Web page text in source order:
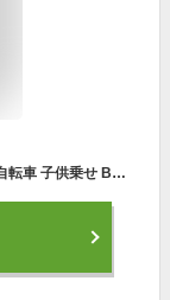
【3/1～6 クーポン有】【一部地域送料無料】電動自転車 子供乗せ BRIDGESTONE(ブリヂストン) 3人乗り ビッケ ポーラー e 2020年モデル 20インチ bikke polar e BP0C40 (チャイルドシート クッション標準装備)【通常3~5営業日で出荷】